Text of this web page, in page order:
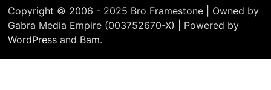
Copyright © 2006 - 2025 Bro Framestone | Owned by
Gabra Media Empire (003752670-X) | Powered by
WordPress and Bam.